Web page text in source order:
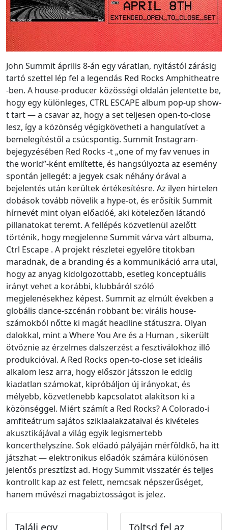
John Summit április 8-án egy váratlan, nyitástól zárásig
tartó szettel lép fel a legendás Red Rocks Amphitheatre
-ben. A house-producer közösségi oldalán jelentette be,
hogy egy különleges, CTRL ESCAPE album pop-up show-
t tart — a csavar az, hogy a set teljesen open-to-close
lesz, így a közönség végigkövetheti a hangulatívet a
bemelegítéstől a csúcspontig. Summit Instagram-
bejegyzésében Red Rocks -t „one of my fav venues in
the world”-ként említette, és hangsúlyozta az esemény
spontán jellegét: a jegyek csak néhány órával a
bejelentés után kerültek értékesítésre. Az ilyen hirtelen
dobások tovább növelik a hype-ot, és erősítik Summit
hírnevét mint olyan előadóé, aki kötelezően látandó
pillanatokat teremt. A fellépés közvetlenül azelőtt
történik, hogy megjelenne Summit várva várt albuma,
Ctrl Escape . A projekt részletei egyelőre titokban
maradnak, de a branding és a kommunikáció arra utal,
hogy az anyag kidolgozottabb, esetleg konceptuális
irányt vehet a korábbi, klubbáról szóló
megjelenésekhez képest. Summit az elmúlt években a
globális dance-szcénán robbant be: virális house-
számokból nőtte ki magát headline státuszra. Olyan
dalokkal, mint a Where You Are és a Human , sikerült
ötvöznie az érzelmes dalszerzést a fesztiválokhoz illő
produkcióval. A Red Rocks open-to-close set ideális
alkalom lesz arra, hogy először játsszon le eddig
kiadatlan számokat, kipróbáljon új irányokat, és
mélyebb, közvetlenebb kapcsolatot alakítson ki a
közönséggel. Miért számít a Red Rocks? A Colorado-i
amfiteátrum sajátos sziklaalakzataival és kivételes
akusztikájával a világ egyik legismertebb
koncerthelyszíne. Sok előadó pályáján mérföldkő, ha itt
játszhat — elektronikus előadók számára különösen
jelentős presztízst ad. Hogy Summit visszatér és teljes
kontrollt kap az est felett, nemcsak népszerűséget,
hanem művészi magabiztosságot is jelez.